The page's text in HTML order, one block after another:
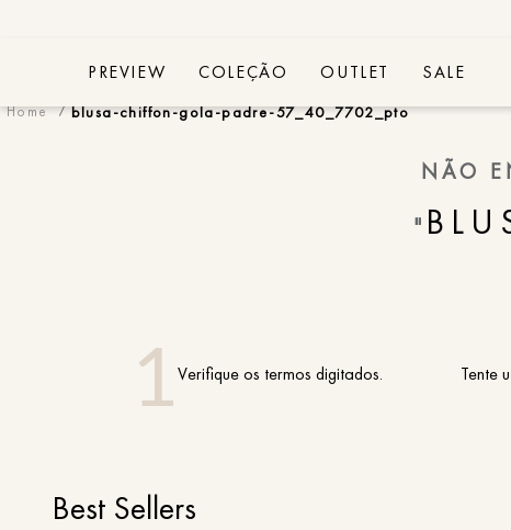
PREVIEW COLEÇÃO OUTLET SALE
blusa-chiffon-gola-padre-57_40_7702_pto
NÃO
"
Verifique os termos digitados. Tente
Best Sellers